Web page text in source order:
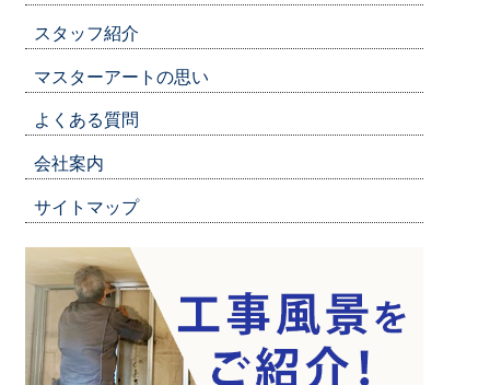
スタッフ紹介
マスターアートの思い
よくある質問
会社案内
サイトマップ